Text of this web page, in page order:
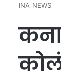
INA NEWS